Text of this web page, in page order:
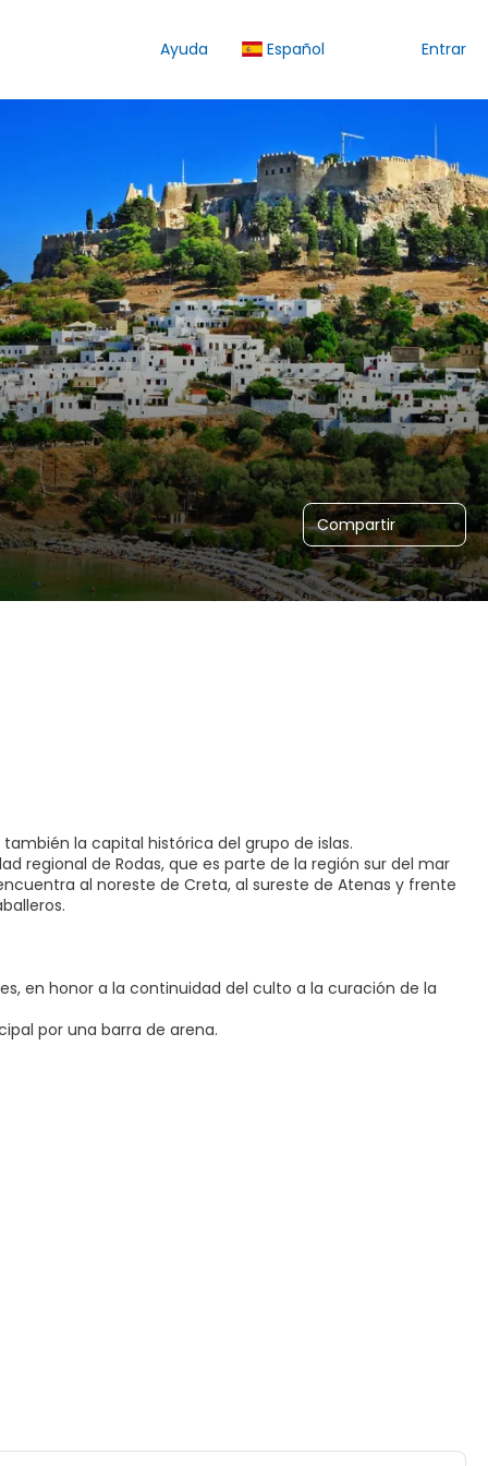
Ayuda Español Entrar
Compartir
la capital histórica del grupo de islas.
regional de Rodas, que es parte de la región sur del mar
al noreste de Creta, al sureste de Atenas y frente
en honor a la continuidad del culto a la curación de la
por una barra de arena.